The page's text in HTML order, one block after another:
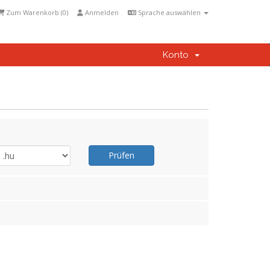
Sprache auswählen
Anmelden
Zum Warenkorb (0)
Konto
Prüfen